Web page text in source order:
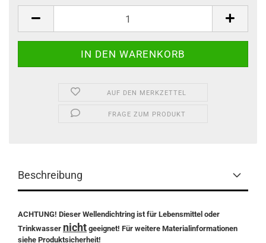
AUF DEN MERKZETTEL
FRAGE ZUM PRODUKT
Beschreibung
ACHTUNG! Dieser Wellendichtring ist für Lebensmittel oder
Trinkwasser nicht geeignet! Für weitere Materialinformationen
siehe Produktsicherheit!